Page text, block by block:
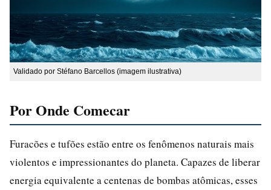
Validado por Stéfano Barcellos (imagem ilustrativa)
Por Onde Comecar
Furacões e tufões estão entre os fenômenos naturais mais
violentos e impressionantes do planeta. Capazes de liberar
energia equivalente a centenas de bombas atômicas, esses